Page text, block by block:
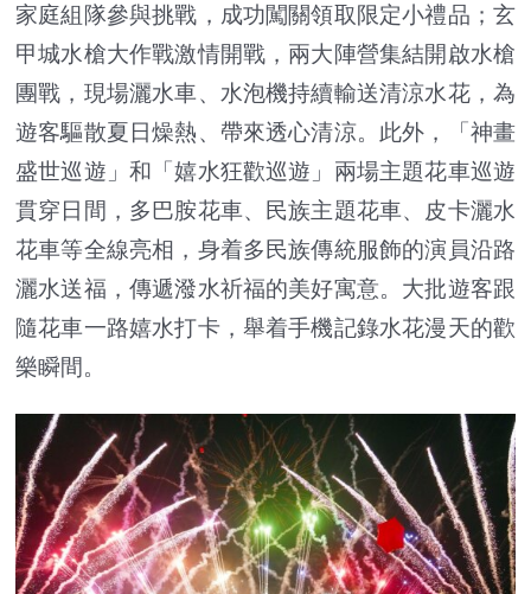
家庭組隊參與挑戰，成功闖關領取限定小禮品；玄
甲城水槍大作戰激情開戰，兩大陣營集結開啟水槍
團戰，現場灑水車、水泡機持續輸送清涼水花，為
遊客驅散夏日燥熱、帶來透心清涼。此外，「神畫
盛世巡遊」和「嬉水狂歡巡遊」兩場主題花車巡遊
貫穿日間，多巴胺花車、民族主題花車、皮卡灑水
花車等全線亮相，身着多民族傳統服飾的演員沿路
灑水送福，傳遞潑水祈福的美好寓意。大批遊客跟
隨花車一路嬉水打卡，舉着手機記錄水花漫天的歡
樂瞬間。